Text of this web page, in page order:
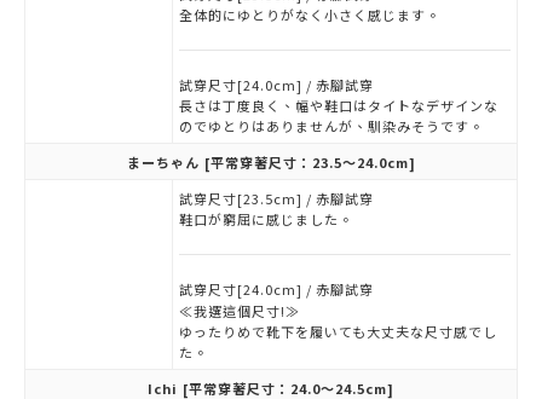
全体的にゆとりがなく小さく感じます。
試穿尺寸[24.0cm] / 赤腳試穿
長さは丁度良く、幅や鞋口はタイトなデザインな
のでゆとりはありませんが、馴染みそうです。
まーちゃん [平常穿著尺寸：23.5～24.0cm]
試穿尺寸[23.5cm] / 赤腳試穿
鞋口が窮屈に感じました。
試穿尺寸[24.0cm] / 赤腳試穿
≪我選這個尺寸!≫
ゆったりめで靴下を履いても大丈夫な尺寸感でし
た。
Ichi [平常穿著尺寸：24.0～24.5cm]